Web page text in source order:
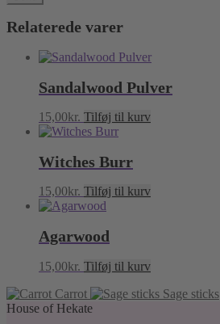
Relaterede varer
Sandalwood Pulver
15,00kr. Tilføj til kurv
Witches Burr
15,00kr. Tilføj til kurv
Agarwood
15,00kr. Tilføj til kurv
Carrot
Sage sticks
House of Hekate